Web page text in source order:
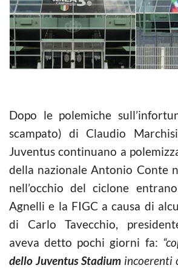
Dopo le polemiche
scampato) di Claudio
Juventus continuano a
della nazionale Antonio Conte
nell’occhio del ciclone
Agnelli e la FIGC a causa di
di Carlo Tavecchio,
aveva detto pochi giorni fa:
dello Juventus Stadium incoerenti